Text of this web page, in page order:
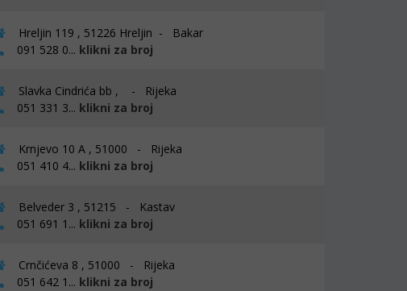
Hreljin 119 , 51226 Hreljin - Bakar
091 528 0... klikni za broj
Slavka Cindrića bb , - Rijeka
051 331 3... klikni za broj
Krnjevo 10 A , 51000 - Rijeka
051 410 4... klikni za broj
Belveder 3 , 51215 - Kastav
051 691 1... klikni za broj
Crnčićeva 8 , 51000 - Rijeka
051 642 1... klikni za broj